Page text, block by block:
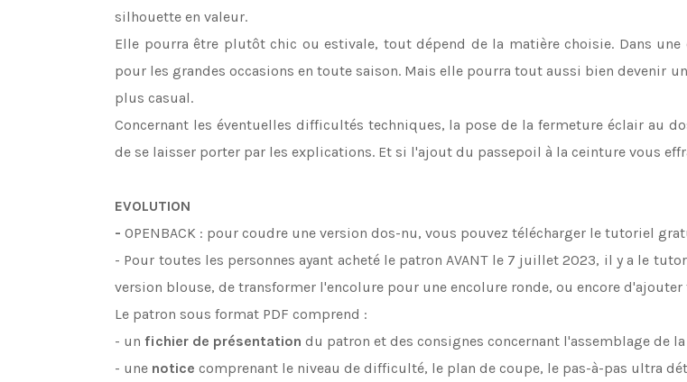
silhouette en valeur.
Elle pourra être plutôt chic ou estivale, tout dépend de la matière choisie. Dans
pour les grandes occasions en toute saison. Mais elle pourra tout aussi bien devenir
plus casual.
Concernant les éventuelles difficultés techniques, la pose de la fermeture éclair au
de se laisser porter par les explications. Et si l'ajout du passepoil à la ceinture vous
EVOLUTION
- OPENBACK : pour coudre une version dos-nu, vous pouvez télécharger le tutoriel
- Pour toutes les personnes ayant acheté le patron AVANT le 7 juillet 2023, il y a le
version blouse, de transformer l'encolure pour une encolure ronde, ou encore
Le patron sous format PDF comprend :
- un fichier de présentation du patron et des consignes concernant l'assemblage de
- une notice comprenant le niveau de difficulté, le plan de coupe, le pas-à-pas ultra